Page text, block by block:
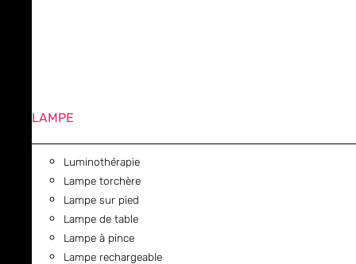
LAMPE
Luminothérapie
Lampe torchère
Lampe sur pied
Lampe de table
Lampe à pince
Lampe rechargeable